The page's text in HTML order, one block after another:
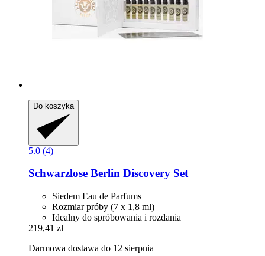
Do koszyka
5.0 (4)
Schwarzlose Berlin Discovery Set
Siedem Eau de Parfums
Rozmiar próby (7 x 1,8 ml)
Idealny do spróbowania i rozdania
219,41 zł
Darmowa dostawa do 12 sierpnia